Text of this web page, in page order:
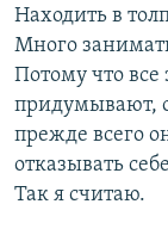
Находить в
Много
Потому что все
придумывают,
прежде всего
отказывать
Так я считаю.